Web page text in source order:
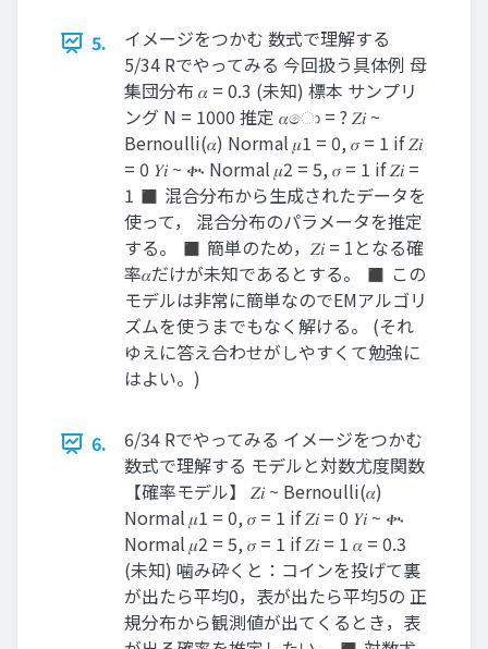
5.
イメージをつかむ 数式で理解する
5/34 Rでやってみる 今回扱う具体例 母
集団分布 𝛼 = 0.3 (未知) 標本 サンプリ
ング N = 1000 推定 𝛼ො = ? 𝑍𝑖 ~
Bernoulli(𝛼) Normal 𝜇1 = 0, 𝜎 = 1 if 𝑍𝑖
= 0 𝑌𝑖 ~ ቊ Normal 𝜇2 = 5, 𝜎 = 1 if 𝑍𝑖 =
1 ◼ 混合分布から生成されたデータを
使って， 混合分布のパラメータを推定
する。 ◼ 簡単のため，𝑍𝑖 = 1となる確
率𝛼だけが未知であるとする。 ◼ この
モデルは非常に簡単なのでEMアルゴリ
ズムを使うまでもなく解ける。 (それ
ゆえに答え合わせがしやすくて勉強に
はよい。)
6.
6/34 Rでやってみる イメージをつかむ
数式で理解する モデルと対数尤度関数
【確率モデル】 𝑍𝑖 ~ Bernoulli(𝛼)
Normal 𝜇1 = 0, 𝜎 = 1 if 𝑍𝑖 = 0 𝑌𝑖 ~ ቊ
Normal 𝜇2 = 5, 𝜎 = 1 if 𝑍𝑖 = 1 𝛼 = 0.3
(未知) 噛み砕くと：コインを投げて裏
が出たら平均0，表が出たら平均5の 正
規分布から観測値が出てくるとき，表